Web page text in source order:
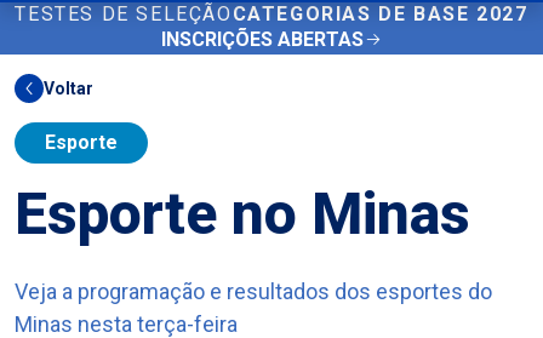
TESTES DE SELEÇÃO CATEGORIAS DE BASE 2027
INSCRIÇÕES ABERTAS
Voltar
Esporte
Esporte no Minas
Veja a programação e resultados dos esportes do
Minas nesta terça-feira